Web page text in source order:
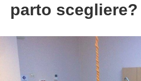
parto scegliere?